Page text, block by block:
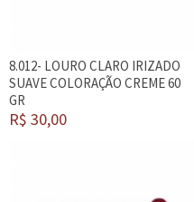
8.012- LOURO CLARO IRIZADO
SUAVE COLORAÇÃO CREME 60
GR
R$ 30,00